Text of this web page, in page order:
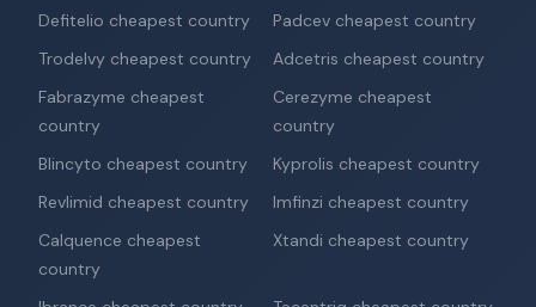
Defitelio cheapest country
Padcev cheapest country
Trodelvy cheapest country
Adcetris cheapest country
Fabrazyme cheapest
country
Cerezyme cheapest
country
Blincyto cheapest country
Kyprolis cheapest country
Revlimid cheapest country
Imfinzi cheapest country
Calquence cheapest
country
Xtandi cheapest country